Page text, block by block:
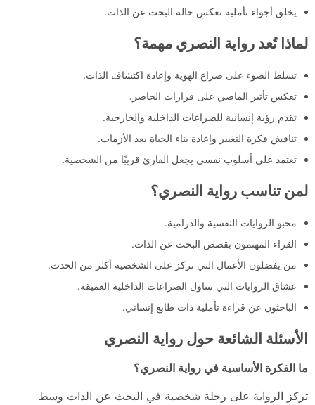
يخلق أجواء تأملية تعكس حالة البحث عن الذات.
لماذا تُعد رواية النصري مهمة؟
تسلط الضوء على صراع الهوية وإعادة اكتشاف الذات.
تعكس تأثير الماضي على قرارات الحاضر.
تقدم رؤية إنسانية للصراعات الداخلية والخارجية.
تناقش فكرة التغيير وإعادة بناء الحياة بعد الأزمات.
تعتمد على أسلوب نفسي يجعل القارئ قريبًا من الشخصية.
لمن تناسب رواية النصري؟
محبو الروايات النفسية والدرامية.
القراء المهتمون بقصص البحث عن الذات.
من يفضلون الأعمال التي تركز على الشخصية أكثر من الحدث.
عشاق الروايات التي تتناول الصراعات الداخلية العميقة.
الباحثون عن قراءة تأملية ذات طابع إنساني.
الأسئلة الشائعة حول رواية النصري
ما الفكرة الأساسية في رواية النصري؟
تركز الرواية على رحلة شخصية في البحث عن الذات وسط